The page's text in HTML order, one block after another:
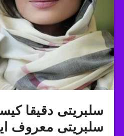
سلبریتی دقیقا
سلبریتی معروف